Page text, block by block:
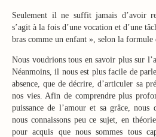
Seulement il ne suffit jamais d’avoir
s’agit à la fois d’une vocation et d’une
bras comme un enfant », selon la formule
Nous voudrions tous en savoir plus sur
Néanmoins, il nous est plus facile de
absence, que de décrire, d’articuler sa
nos vies. Afin de comprendre plus
puissance de l’amour et sa grâce, nous
nous connaissons peu ce sujet, en
pour acquis que nous sommes tous